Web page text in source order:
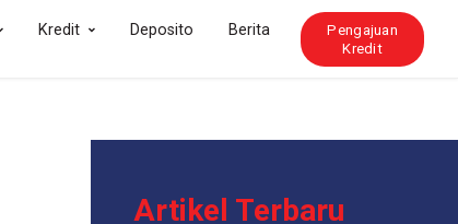
Kredit Deposito Berita
Pengajuan
Kredit
Artikel Terbaru